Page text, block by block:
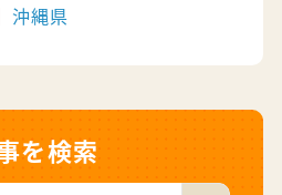
を検索
沖縄県